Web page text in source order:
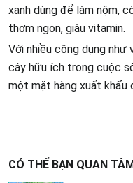
xanh dùng để làm nộm,
thơm ngon, giàu vitamin.
Với nhiều công dụng
cây hữu ích trong cuộc
một mặt hàng xuất khẩu
CÓ THỂ BẠN QUAN TÂM